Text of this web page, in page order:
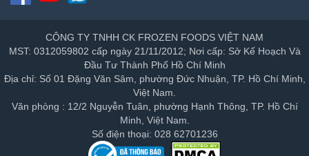
CÔNG TY TNHH CK FROZEN FOODS VIỆT NAM
MST: 0312059802 cấp ngày 21/11/2012; Nơi cấp: Sở Kế Hoạch Và
Đầu Tư Thành Phố Hồ Chí Minh
Địa chỉ: Số 01 Đặng Văn Sâm, phường Đức Nhuận, TP. Hồ Chí Minh,
Việt Nam.
Văn phòng : 12/2 Nguyễn Tuân, phường Hạnh Thông, TP. Hồ Chí
Minh, Việt Nam.
Số điện thoại: 028 62701236